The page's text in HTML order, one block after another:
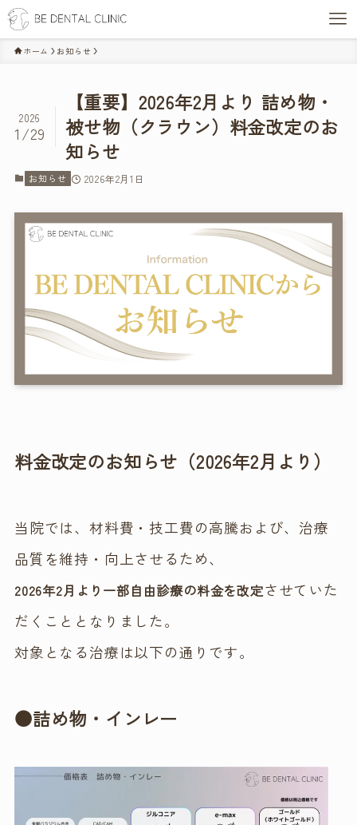
ホーム お知らせ
【重要】2026年2月より 詰め物・
被せ物（クラウン）料金改定のお
知らせ
2026
1/29
お知らせ 2026年2月1日
料金改定のお知らせ（2026年2月より）
当院では、材料費・技工費の高騰および、治療
品質を維持・向上させるため、
2026年2月より一部自由診療の料金を改定させていた
だくこととなりました。
対象となる治療は以下の通りです。
●詰め物・インレー